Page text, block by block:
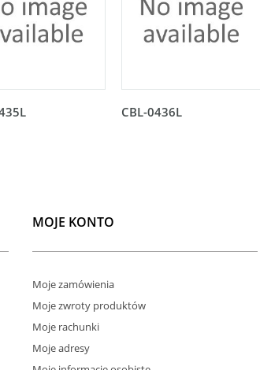
CBL-0436L
MOJE KONTO
Moje zamówienia
Moje zwroty produktów
Moje rachunki
Moje adresy